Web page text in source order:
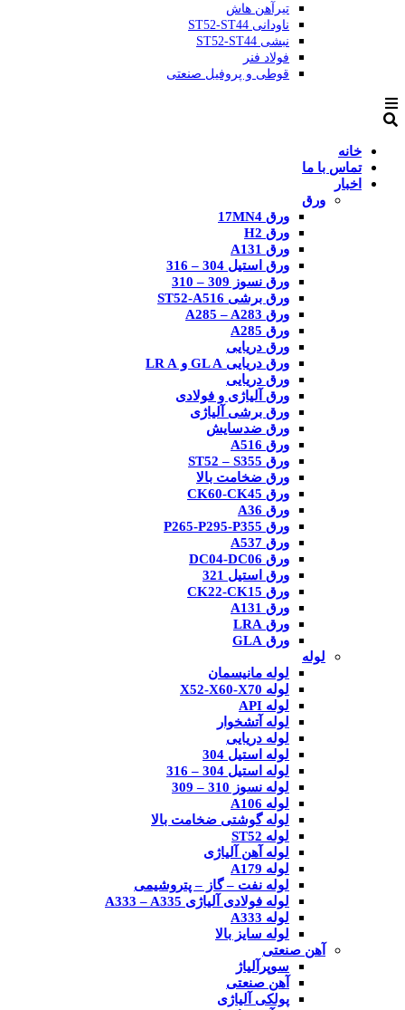
تیرآهن هاش
ناودانی ST52-ST44
نبشی ST52-ST44
فولاد فنر
قوطی و پروفیل صنعتی
خانه
تماس با ما
اخبار
ورق
ورق 17MN4
ورق H2
ورق A131
ورق استیل 304 – 316
ورق نسوز 309 – 310
ورق برشی ST52-A516
ورق A285 – A283
ورق A285
ورق دریایی
ورق دریایی GL A و LR A
ورق دریایی
ورق آلیاژی و فولادی
ورق برشی آلیاژی
ورق ضدسایش
ورق A516
ورق ST52 – S355
ورق ضخامت بالا
ورق CK60-CK45
ورق A36
ورق P265-P295-P355
ورق A537
ورق DC04-DC06
ورق استیل 321
ورق CK22-CK15
ورق A131
ورق LRA
ورق GLA
لوله
لوله مانیسمان
لوله X52-X60-X70
لوله API
لوله آتشخوار
لوله دریایی
لوله استیل 304
لوله استیل 304 – 316
لوله نسوز 310 – 309
لوله A106
لوله گوشتی ضخامت بالا
لوله ST52
لوله آهن آلیاژی
لوله A179
لوله نفت – گاز – پتروشیمی
لوله فولادی آلیاژی A333 – A335
لوله A333
لوله سایز بالا
آهن صنعتی
سوپرآلیاژ
آهن صنعتی
پولکی آلیاژی